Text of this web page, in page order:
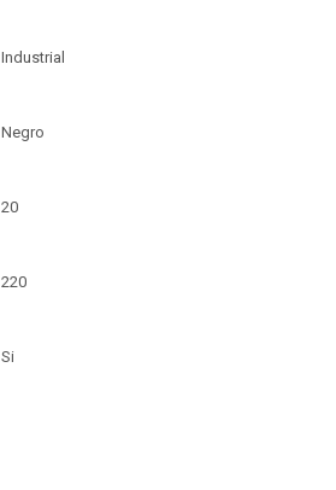
Industrial
Negro
20
220
Si